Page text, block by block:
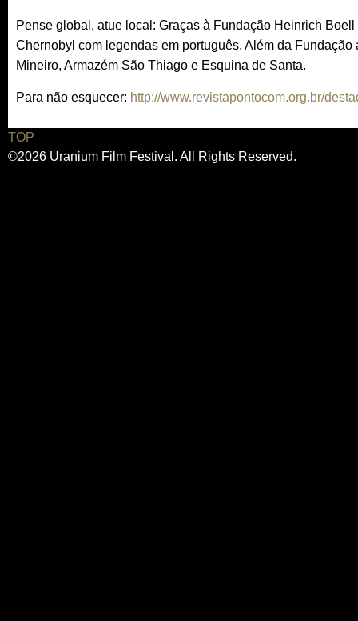
Pense global, atue local: Graças à Fundação Heinrich
Chernobyl com legendas em português. Além da
Mineiro, Armazém São Thiago e Esquina de Santa.
Para não esquecer: http://www.revistapontocom.org.br/
TOP
©2026 Uranium Film Festival. All Rights Reserved.